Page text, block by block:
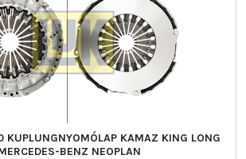
KUPLUNGNYOMÓLAP KAMAZ KING LONG
BENZ NEOPLAN